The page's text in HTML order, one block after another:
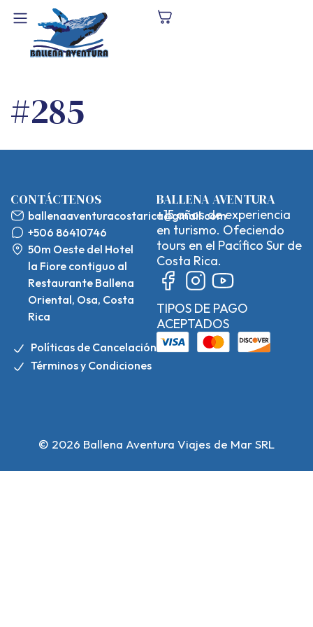
#285
CONTÁCTENOS
ballenaaventuracostarica@gmail.com
+506 86410746
50m Oeste del Hotel
la Fiore contiguo al
Restaurante Ballena
Oriental, Osa, Costa
Rica
Políticas de Cancelación
Términos y Condiciones
BALLENA AVENTURA
+15 años de experiencia
en turismo. Ofeciendo
tours en el Pacífico Sur de
Costa Rica.
TIPOS DE PAGO
ACEPTADOS
© 2026 Ballena Aventura Viajes de Mar SRL